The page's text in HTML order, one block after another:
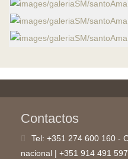
Contactos
Tel: +351 274 600 160 -
nacional | +351 914 491